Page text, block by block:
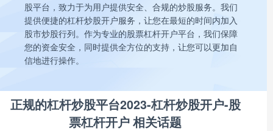
股平台，致力于为用户提供安全、合规的炒股服务。我们
提供便捷的杠杆炒股开户服务，让您在最短的时间内加入
股市炒股行列。作为专业的股票杠杆开户平台，我们保障
您的资金安全，同时提供全方位的支持，让您可以更加自
信地进行操作。
正规的杠杆炒股平台2023-杠杆炒股开户-股
票杠杆开户 相关话题